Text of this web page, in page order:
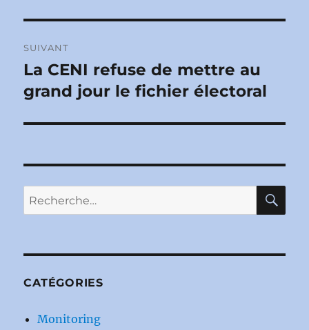
SUIVANT
Publication
suivante :
La CENI refuse de mettre au
grand jour le fichier électoral
Recherche
pour :
CATÉGORIES
Monitoring